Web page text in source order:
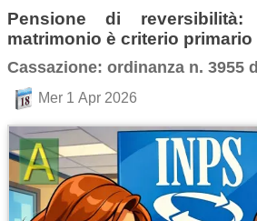
Pensione di
matrimonio è criterio primario
Cassazione: ordinanza n. 3955
Mer 1 Apr 2026